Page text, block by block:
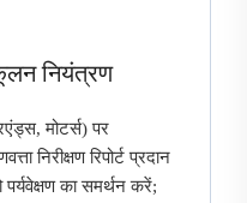
नियंत्रण
मोटर्स) पर
निरीक्षण रिपोर्ट प्रदान
पर्यवेक्षण का समर्थन करें;